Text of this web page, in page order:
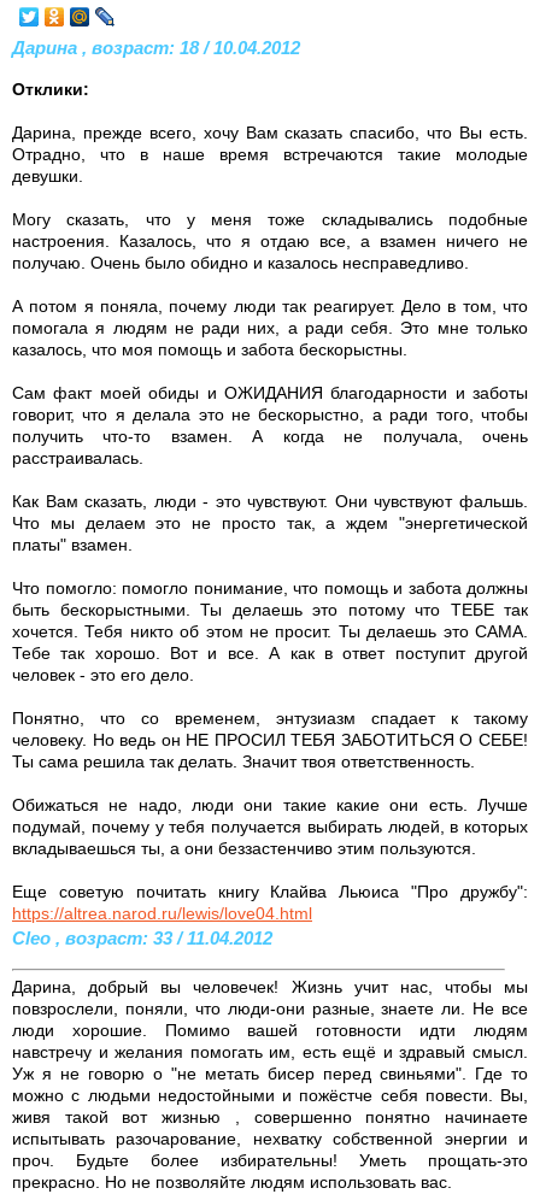
Дарина , возраст: 18 / 10.04.2012
Отклики:
Дарина, прежде всего, хочу Вам сказать спасибо, что Вы есть.
Отрадно, что в наше время встречаются такие молодые
девушки.
Могу сказать, что у меня тоже складывались подобные
настроения. Казалось, что я отдаю все, а взамен ничего не
получаю. Очень было обидно и казалось несправедливо.
А потом я поняла, почему люди так реагирует. Дело в том, что
помогала я людям не ради них, а ради себя. Это мне только
казалось, что моя помощь и забота бескорыстны.
Сам факт моей обиды и ОЖИДАНИЯ благодарности и заботы
говорит, что я делала это не бескорыстно, а ради того, чтобы
получить что-то взамен. А когда не получала, очень
расстраивалась.
Как Вам сказать, люди - это чувствуют. Они чувствуют фальшь.
Что мы делаем это не просто так, а ждем "энергетической
платы" взамен.
Что помогло: помогло понимание, что помощь и забота должны
быть бескорыстными. Ты делаешь это потому что ТЕБЕ так
хочется. Тебя никто об этом не просит. Ты делаешь это САМА.
Тебе так хорошо. Вот и все. А как в ответ поступит другой
человек - это его дело.
Понятно, что со временем, энтузиазм спадает к такому
человеку. Но ведь он НЕ ПРОСИЛ ТЕБЯ ЗАБОТИТЬСЯ О СЕБЕ!
Ты сама решила так делать. Значит твоя ответственность.
Обижаться не надо, люди они такие какие они есть. Лучше
подумай, почему у тебя получается выбирать людей, в которых
вкладываешься ты, а они беззастенчиво этим пользуются.
Еще советую почитать книгу Клайва Льюиса "Про дружбу":
https://altrea.narod.ru/lewis/love04.html
Cleo , возраст: 33 / 11.04.2012
Дарина, добрый вы человечек! Жизнь учит нас, чтобы мы
повзрослели, поняли, что люди-они разные, знаете ли. Не все
люди хорошие. Помимо вашей готовности идти людям
навстречу и желания помогать им, есть ещё и здравый смысл.
Уж я не говорю о "не метать бисер перед свиньями". Где то
можно с людьми недостойными и пожёстче себя повести. Вы,
живя такой вот жизнью , совершенно понятно начинаете
испытывать разочарование, нехватку собственной энергии и
проч. Будьте более избирательны! Уметь прощать-это
прекрасно. Но не позволяйте людям использовать вас.